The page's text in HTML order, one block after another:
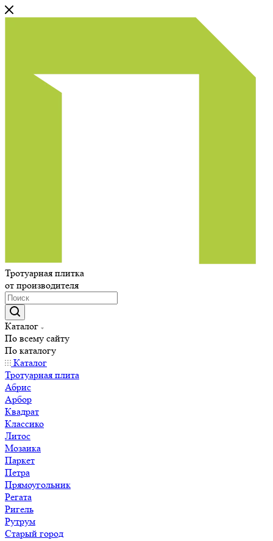
Тротуарная плитка
от производителя
Каталог
По всему сайту
По каталогу
Каталог
Тротуарная плита
Абрис
Арбор
Квадрат
Классико
Литос
Мозаика
Паркет
Петра
Прямоугольник
Регата
Ригель
Рутрум
Старый город